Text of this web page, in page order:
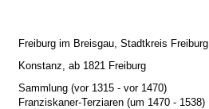
Freiburg im Breisgau, Stadtkreis Freiburg
Konstanz, ab 1821 Freiburg
Sammlung(vor 1315 - vor 1470)
Franziskaner-Terziaren(um 1470 - 1538)